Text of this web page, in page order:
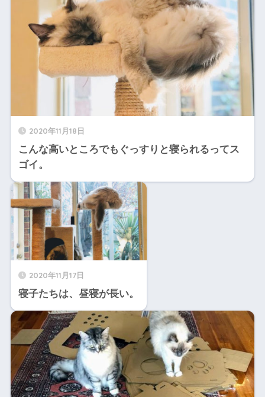
2020年11月18日
こんな高いところでもぐっすりと寝られるってス
ゴイ。
2020年11月17日
寝子たちは、昼寝が長い。